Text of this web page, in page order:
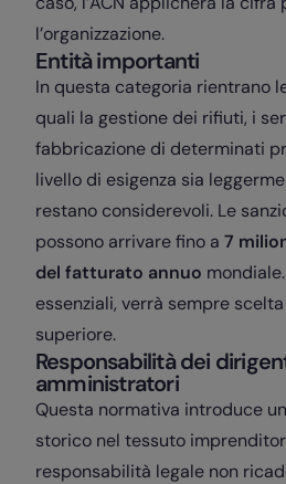
l’organizzazione.
Entità importanti
In questa categoria rientrano
quali la gestione dei rifiuti, i
fabbricazione di determinati
livello di esigenza sia
restano considerevoli. Le
possono arrivare fino a 7
del fatturato annuo
essenziali, verrà sempre
superiore.
Responsabilità dei
amministratori
Questa normativa introduce
storico nel tessuto
responsabilità legale non